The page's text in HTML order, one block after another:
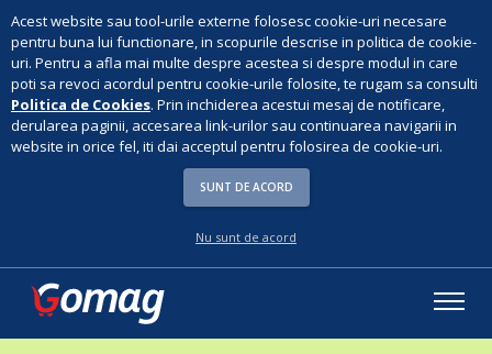
Acest website sau tool-urile externe folosesc cookie-uri necesare
pentru buna lui functionare, in scopurile descrise in politica de cookie-
uri. Pentru a afla mai multe despre acestea si despre modul in care
poti sa revoci acordul pentru cookie-urile folosite, te rugam sa consulti
Politica de Cookies. Prin inchiderea acestui mesaj de notificare,
derularea paginii, accesarea link-urilor sau continuarea navigarii in
website in orice fel, iti dai acceptul pentru folosirea de cookie-uri.
SUNT DE ACORD
Nu sunt de acord